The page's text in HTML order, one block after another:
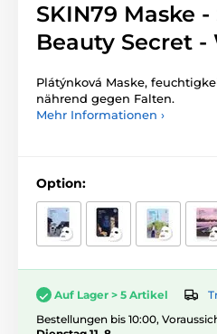
SKIN79 Maske
Beauty Secret -
Plátýnková Maske,
nährend gegen Falten.
Mehr Informationen ›
Option:
Auf Lager > 5 Artikel
Bestellungen bis 10:00,